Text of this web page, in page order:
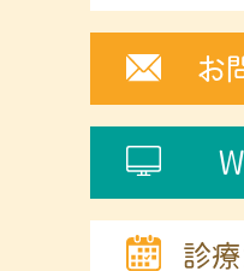
お
診